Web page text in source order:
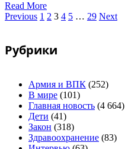
Read More
Previous 1 2 3 4 5 … 29 Next
Рубрики
Армия и ВПК (252)
В мире (101)
Главная новость (4 664)
Дети (41)
Закон (318)
Здравоохранение (83)